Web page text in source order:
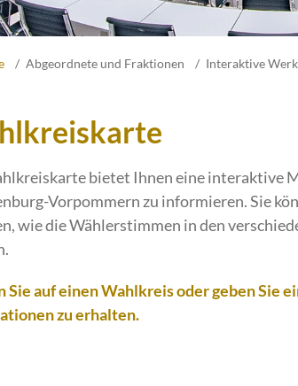
Abgeordnete und Fraktionen Interaktive
bietet Ihnen eine interaktive
Vorpommern zu informieren. Sie
wie die Wählerstimmen in den
Sie auf einen Wahlkreis oder geben Sie
zu erhalten.